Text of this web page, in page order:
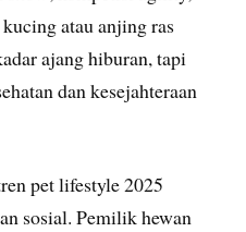
atau anjing ras
ajang hiburan, tapi
dan kesejahteraan
pet lifestyle 2025
sosial. Pemilik hewan